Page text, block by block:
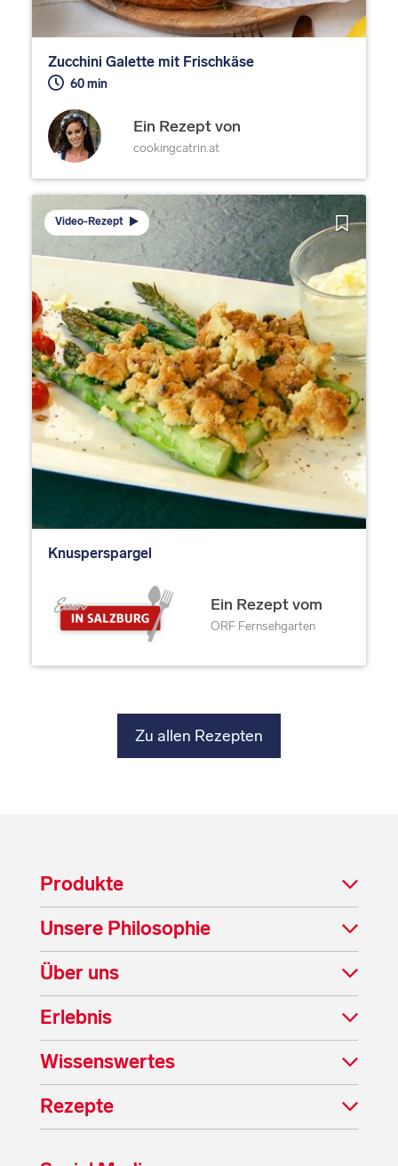
Zucchini Galette mit Frischkäse
60 min
Ein Rezept von
cookingcatrin.at
Video-Rezept
Knusperspargel
Ein Rezept vom
ORF Fernsehgarten
Zu allen Rezepten
Produkte
Unsere Philosophie
Über uns
Erlebnis
Wissenswertes
Rezepte